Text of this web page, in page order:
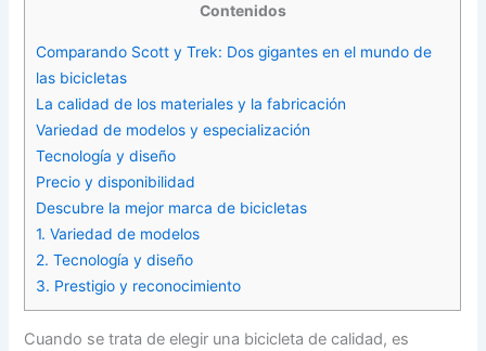
Contenidos
Comparando Scott y Trek: Dos gigantes en el mundo de
las bicicletas
La calidad de los materiales y la fabricación
Variedad de modelos y especialización
Tecnología y diseño
Precio y disponibilidad
Descubre la mejor marca de bicicletas
1. Variedad de modelos
2. Tecnología y diseño
3. Prestigio y reconocimiento
Cuando se trata de elegir una bicicleta de calidad, es